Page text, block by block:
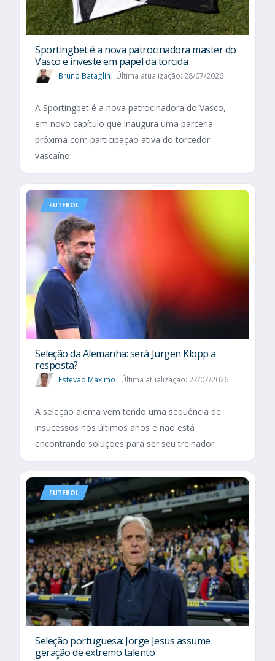
Sportingbet é a nova patrocinadora master do
Vasco e investe em papel da torcida
Bruno Bataglin Última atualização: 28/07/2026
A Sportingbet é a nova patrocinadora do Vasco,
em novo capítulo que inaugura uma parceria
próxima com participação ativa do torcedor
vascaíno.
FUTEBOL
Seleção da Alemanha: será Jürgen Klopp a
resposta?
Estevão Maximo Última atualização: 27/07/2026
A seleção alemã vem tendo uma sequência de
insucessos nos últimos anos e não está
encontrando soluções para ser seu treinador.
FUTEBOL
Seleção portuguesa: Jorge Jesus assume
geração de extremo talento